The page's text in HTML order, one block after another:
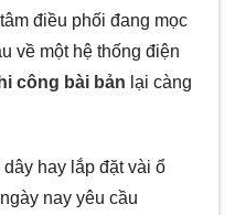
điều phối đang mọc
về một hệ thống điện
công bài bản lại càng
hay lắp đặt vài ổ
nay yêu cầu